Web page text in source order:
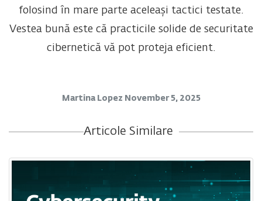
folosind în mare parte aceleași tactici testate.
Vestea bună este că practicile solide de securitate
cibernetică vă pot proteja eficient.
Martina Lopez November 5, 2025
Articole Similare